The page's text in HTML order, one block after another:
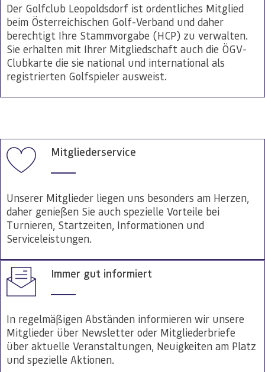
Der Golfclub Leopoldsdorf ist ordentliches Mitglied
beim Österreichischen Golf-Verband und daher
berechtigt Ihre Stammvorgabe (HCP) zu verwalten.
Sie erhalten mit Ihrer Mitgliedschaft auch die ÖGV-
Clubkarte die sie national und international als
registrierten Golfspieler ausweist.
Mitgliederservice
Unserer Mitglieder liegen uns besonders am Herzen,
daher genießen Sie auch spezielle Vorteile bei
Turnieren, Startzeiten, Informationen und
Serviceleistungen.
Immer gut informiert
In regelmäßigen Abständen informieren wir unsere
Mitglieder über Newsletter oder Mitgliederbriefe
über aktuelle Veranstaltungen, Neuigkeiten am Platz
und spezielle Aktionen.